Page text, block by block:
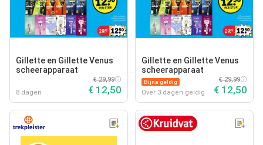
Gillette en Gillette Venus
scheerapparaat
8 dagen
€ 29,99
€ 12,50
Gillette en Gillette Venus
scheerapparaat
Bijna geldig
Over 3 dagen geldig
€ 29,99
€ 12,50